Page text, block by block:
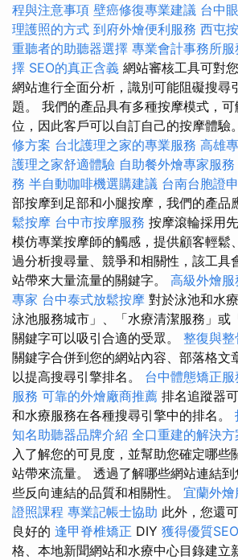
程與注意事項 壁癌修復專業建議 台中
理護照的方式 到府外燴便利服務 西屯
重聽者的助聽器選擇 專業會計事務所服
擇 SEO的真正含義 網站審核工具可對
網站進行全面分析，識別可能阻礙搜尋
題。 我們的產品具有多種按摩模式，
位，因此客戶可以自訂自己的按摩體驗
修方案 台北護理之家的專業服務 高雄
護理之家舒適體驗 自助餐外燴專家服務
務 半自動咖啡機選購建議 台南台胞證
部按摩到足部和小腿按摩，我們的產品
鬆按摩 台中市按摩服務 按摩滾輪採用
模仿專業按摩師的觸感，提供顧客輕鬆
過分析搜尋量、競爭和相關性，該工具
站帶來大量流量的關鍵字。 高級外燴服
專家 台中泰式放鬆按摩 對於泳池和水
泳池服務城市」、「水療清潔服務」或
關鍵字可以吸引合適的受眾。 整復與整
關鍵字合併到您的網站內容、部落格文
以提高搜尋引擎排名。 台中體態矯正服
服務 可靠的外燴廠商推薦 排名追蹤器
和水療服務在各種搜尋引擎中的排名。
知名助聽器品牌介紹 全口重建的解決方
入了解您的可見度，並幫助您確定哪些
站帶來流量。 透過了解哪些網站連結
些反向連結的品質和相關性。 宜蘭外
證照課程 專業記帳士協助 此外，您還
良好的 逢甲脊椎矯正 DIY 獲得優質
格、本地新聞網站和水療中心目錄建立